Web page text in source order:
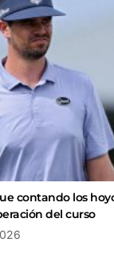
contando los
del curso